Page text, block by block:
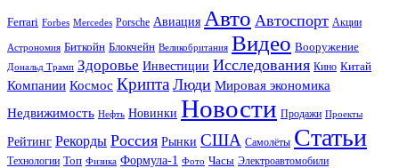
Ferrari Forbes Mercedes Porsche Авиация Авто Автоспорт Акции
Астрономия Биткойн Блокчейн Великобритания Видео Вооружение
Дональд Трамп Здоровье Инвестиции Исследования Кино Китай
Компании Космос Крипта Люди Мировая экономика
Недвижимость Нефть Новинки Новости Продажи Проекты
Рейтинг Рекорды Россия Рынки США Самолёты Статьи
Технологии Топ Физика Формула-1 Фото Часы Электроавтомобили